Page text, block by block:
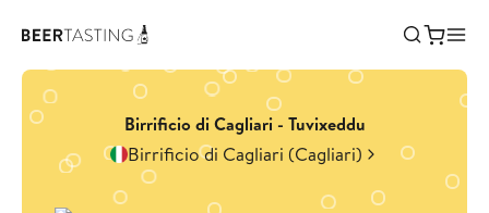
Birrificio di Cagliari - Tuvixeddu
Birrificio di Cagliari (Cagliari)